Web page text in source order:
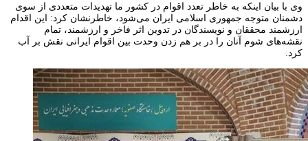
وی با بیان اینکه به خاطر تعدد اقوام در کشور ما تهدیدات متعددی از سوی
دشمنان متوجه جمهوری اسلامی ایران می‌شود، خاطرنشان کرد: این اقدام
ارزشمند محققان و نویسندگان در تدوین اثر فاخر و ارزشمند، تمام
نقشه‌های شوم آنان را در بر هم زدن وحدت بین اقوام ایرانی نقش بر آب
کرد.